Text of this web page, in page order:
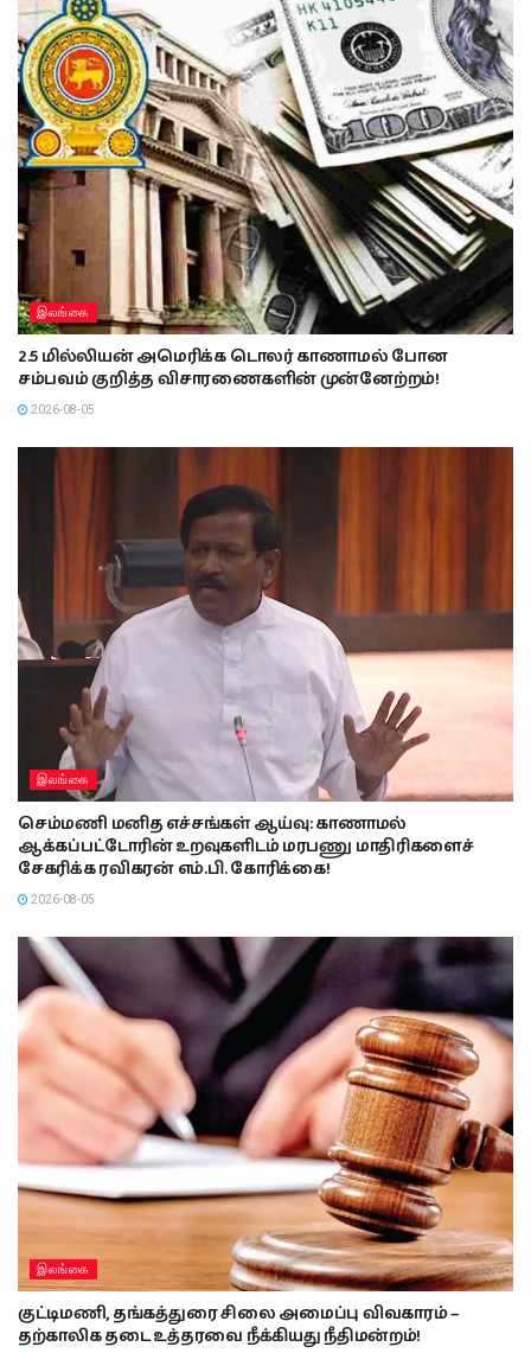
இலங்கை
2.5 மில்லியன் அமெரிக்க டொலர் காணாமல் போன
சம்பவம் குறித்த விசாரணைகளின் முன்னேற்றம்!
2026-08-05
இலங்கை
செம்மணி மனித எச்சங்கள் ஆய்வு: காணாமல்
ஆக்கப்பட்டோரின் உறவுகளிடம் மரபணு மாதிரிகளைச்
சேகரிக்க ரவிகரன் எம்.பி. கோரிக்கை!
2026-08-05
இலங்கை
குட்டிமணி, தங்கத்துரை சிலை அமைப்பு விவகாரம் –
தற்காலிக தடை உத்தரவை நீக்கியது நீதிமன்றம்!